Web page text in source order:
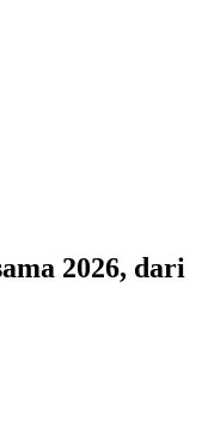
2026, dari